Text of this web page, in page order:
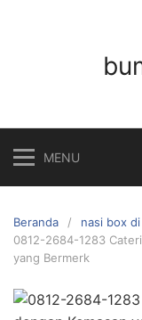
MENU
Beranda
nasi box
0812-2684-1283
yang Bermerk